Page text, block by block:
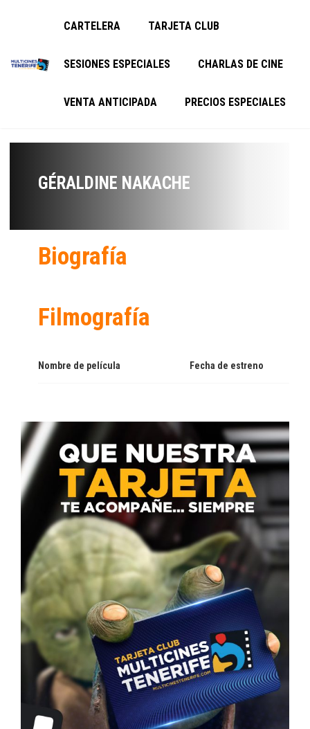
CARTELERA TARJETA CLUB
SESIONES ESPECIALES CHARLAS DE CINE
VENTA ANTICIPADA PRECIOS ESPECIALES
GÉRALDINE NAKACHE
Biografía
Filmografía
Nombre de película Fecha de estreno